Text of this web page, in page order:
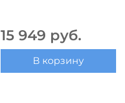
15 949 руб.
В корзину